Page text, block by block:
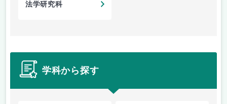
法学研究科
学科から探す